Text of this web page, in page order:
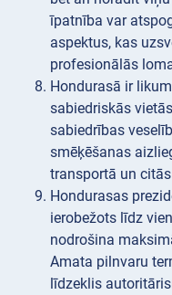
īpatnība var
aspektus, kas
profesionālās
Hondurasā ir
sabiedriskās
sabiedrības
smēķēšanas
transportā un
Hondurasas
ierobežots līdz
nodrošina
Amata pilnvaru
līdzeklis